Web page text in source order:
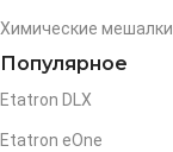
Химические мешалки
Популярное
Etatron DLX
Etatron eOne